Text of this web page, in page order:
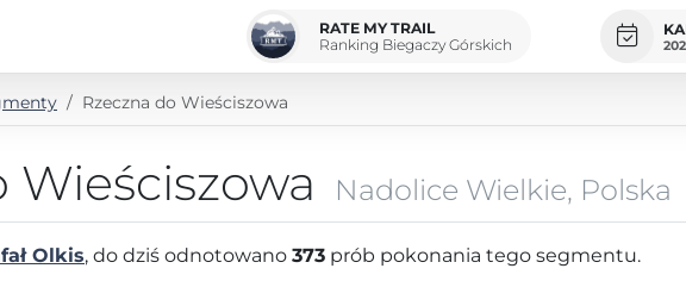
RATE MY TRAIL
Ranking Biegaczy Górskich
Rzeczna do Wieściszowa
Wieściszowa Nadolice Wielkie, Polska
Olkis, do dziś odnotowano 373 prób pokonania tego segmentu.